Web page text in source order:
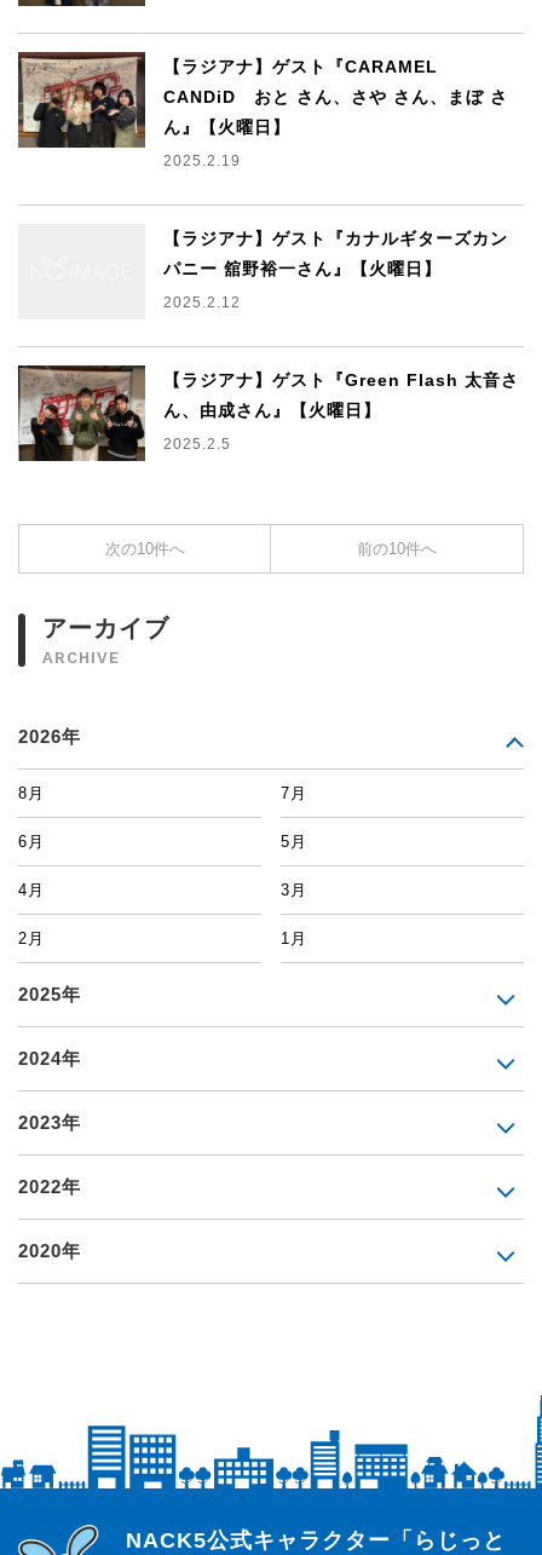
【ラジアナ】ゲスト『CARAMEL
CANDiD おと さん、さや さん、まぼ さ
ん』【火曜日】
2025.2.19
【ラジアナ】ゲスト『カナルギターズカン
パニー 舘野裕一さん』【火曜日】
2025.2.12
【ラジアナ】ゲスト『Green Flash 太音さ
ん、由成さん』【火曜日】
2025.2.5
次の10件へ 前の10件へ
アーカイブ
ARCHIVE
2026年
8月 7月
6月 5月
4月 3月
2月 1月
2025年
2024年
2023年
2022年
2020年
らじっと君
NACK5公式キャラクター「らじっと